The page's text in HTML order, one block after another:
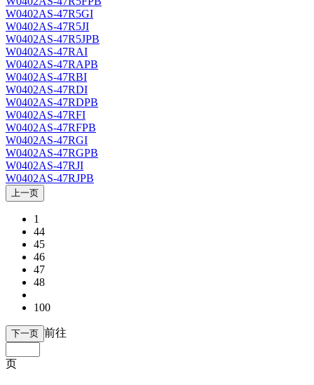
W0402AS-47R5GI
W0402AS-47R5JI
W0402AS-47R5JPB
W0402AS-47RAI
W0402AS-47RAPB
W0402AS-47RBI
W0402AS-47RDI
W0402AS-47RDPB
W0402AS-47RFI
W0402AS-47RFPB
W0402AS-47RGI
W0402AS-47RGPB
W0402AS-47RJI
W0402AS-47RJPB
上一页
1
44
45
46
47
48
100
下一页 前往
页